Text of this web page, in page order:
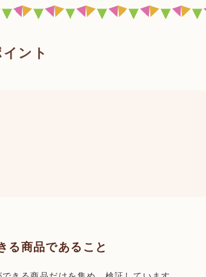
ント
る商品であること